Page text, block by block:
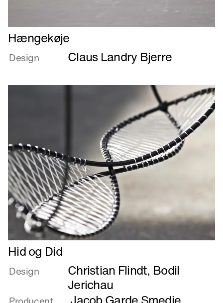
Læs
mere
om
Hængekøje
Design Claus Landry Bjerre
Læs
mere
om
Hid og Did
Design Christian Flindt, Bodil
Jerichau